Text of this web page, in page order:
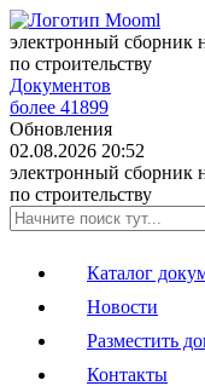
электронный сборник
по строительству
Документов
более 41899
Обновления
02.08.2026 20:52
электронный сборник
по строительству
Каталог
Новости
Разместить
Контакты